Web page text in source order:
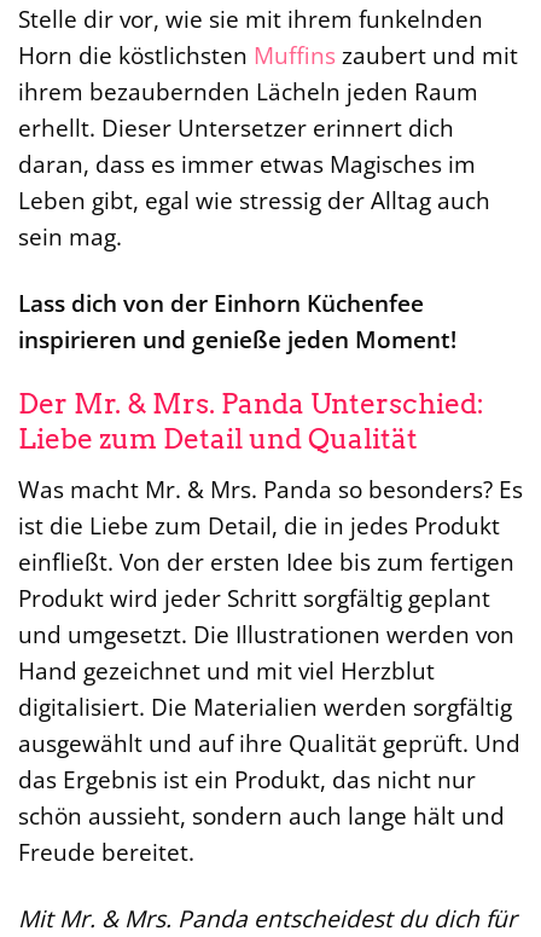
Stelle dir vor, wie sie mit ihrem funkelnden
Horn die köstlichsten Muffinszaubert und mit
ihrem bezaubernden Lächeln jeden Raum
erhellt. Dieser Untersetzer erinnert dich
daran, dass es immer etwas Magisches im
Leben gibt, egal wie stressig der Alltag auch
sein mag.
Lass dich von der Einhorn Küchenfee
inspirieren und genieße jeden Moment!
Der Mr. & Mrs. Panda Unterschied:
Liebe zum Detail und Qualität
Was macht Mr. & Mrs. Panda so besonders? Es
ist die Liebe zum Detail, die in jedes Produkt
einfließt. Von der ersten Idee bis zum fertigen
Produkt wird jeder Schritt sorgfältig geplant
und umgesetzt. Die Illustrationen werden von
Hand gezeichnet und mit viel Herzblut
digitalisiert. Die Materialien werden sorgfältig
ausgewählt und auf ihre Qualität geprüft. Und
das Ergebnis ist ein Produkt, das nicht nur
schön aussieht, sondern auch lange hält und
Freude bereitet.
Mit Mr. & Mrs. Panda entscheidest du dich für